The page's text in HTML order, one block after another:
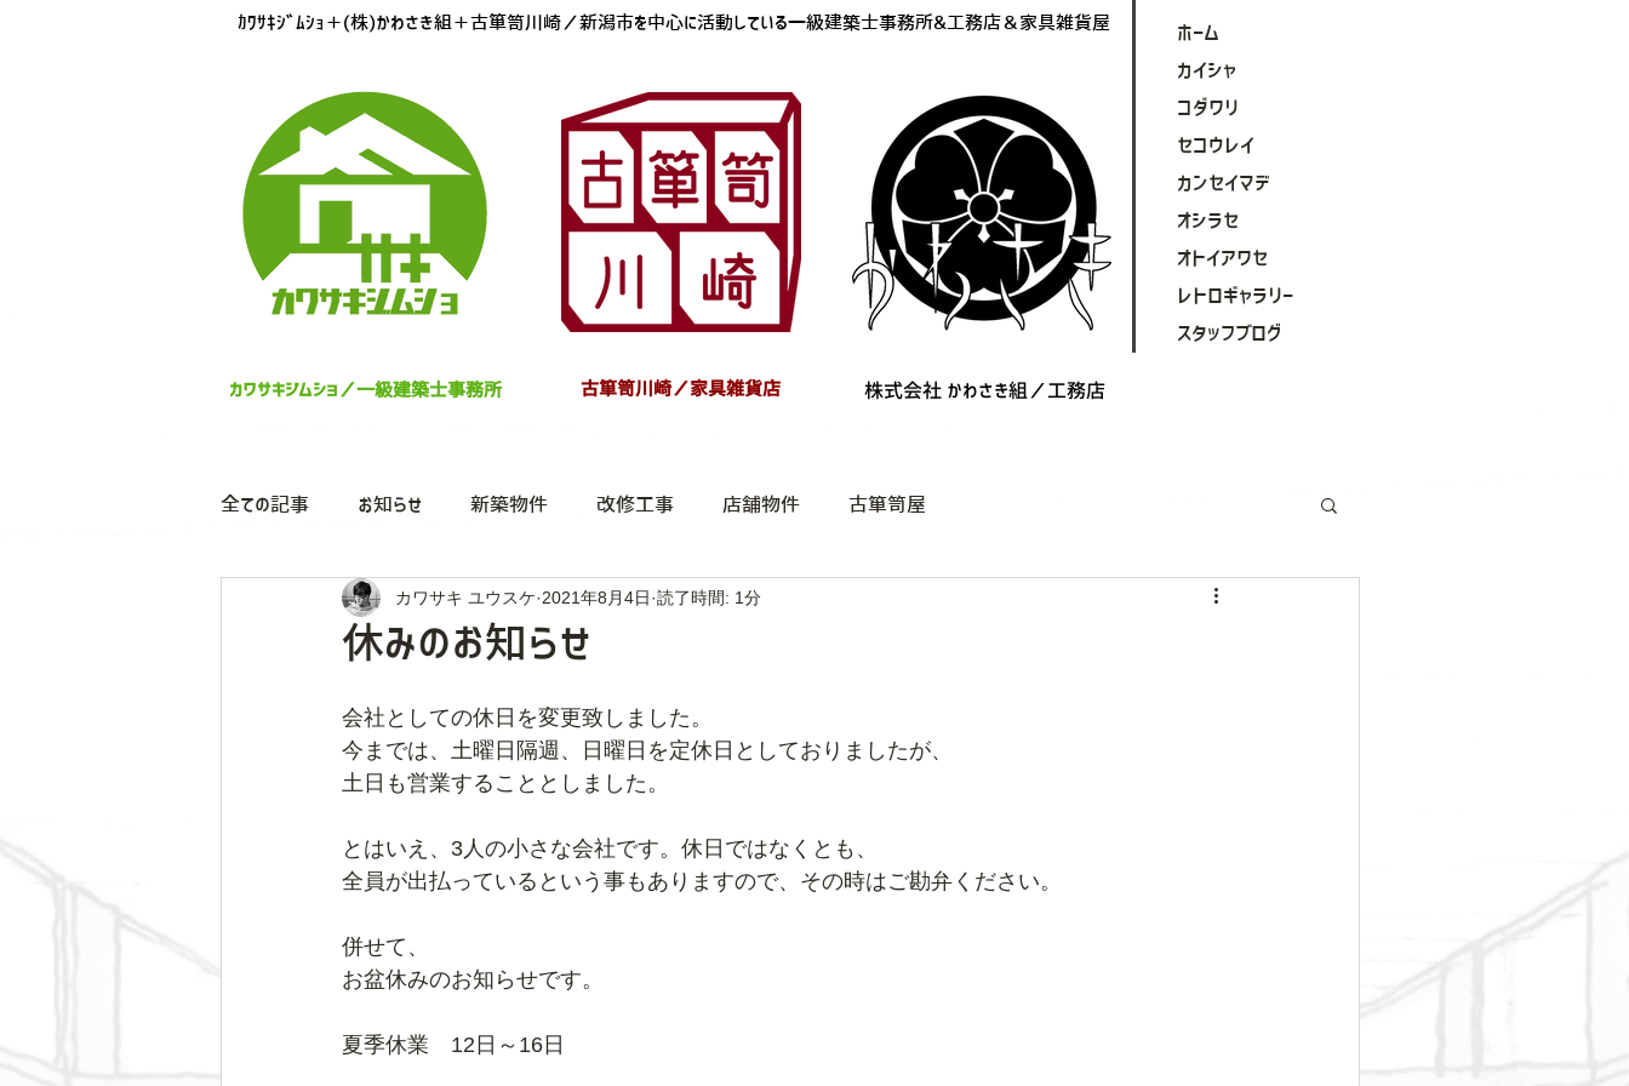
ｶﾜｻｷｼﾞﾑｼｮ＋(株)かわさき組＋古箪笥川崎／新潟市を中心に活動している一級建築士事務所&工務店＆家具雑貨屋
ホーム
カイシャ
コダワリ
セコウレイ
カンセイマデ
オシラセ
オトイアワセ
レトロギャラリー
スタッフブログ
カワサキジムショ／一級建築士事務所 古箪笥川崎／家具雑貨店 株式会社 ​かわさき組／工務店
全ての記事 お知らせ 新築物件 改修工事 店舗物件 古箪笥屋
休みのお知らせ
カワサキ ユウスケ 2021年8月4日 読了時間: 1分
会社としての休日を変更致しました。
今までは、土曜日隔週、日曜日を定休日としておりましたが、
土日も営業することとしました。
とはいえ、3人の小さな会社です。休日ではなくとも、
全員が出払っているという事もありますので、その時はご勘弁ください。
併せて、
お盆休みのお知らせです。
夏季休業　12日～16日